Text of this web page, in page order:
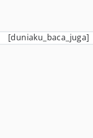
[duniaku_baca_juga]